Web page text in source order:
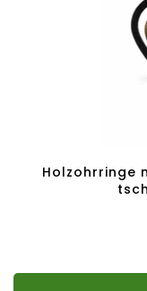
Holzohrringe